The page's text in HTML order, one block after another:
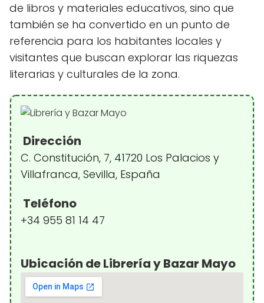
de libros y materiales educativos, sino que
también se ha convertido en un punto de
referencia para los habitantes locales y
visitantes que buscan explorar las riquezas
literarias y culturales de la zona.
Dirección
C. Constitución, 7, 41720 Los Palacios y
Villafranca, Sevilla, España
Teléfono
+34 955 81 14 47
Ubicación de Librería y Bazar Mayo